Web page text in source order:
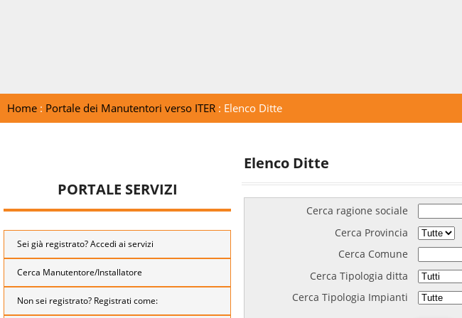
Home: Portale dei Manutentori verso ITER: Elenco Ditte
PORTALE SERVIZI
Sei già registrato? Accedi ai servizi
Cerca Manutentore/Installatore
Non sei registrato? Registrati come:
Elenco Ditte
Cerca ragione sociale
Cerca Provincia
Cerca Comune
Cerca Tipologia ditta
Cerca Tipologia Impianti